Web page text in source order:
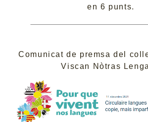
en 6 punts.
Comunicat de premsa del
Viscan Nòtras